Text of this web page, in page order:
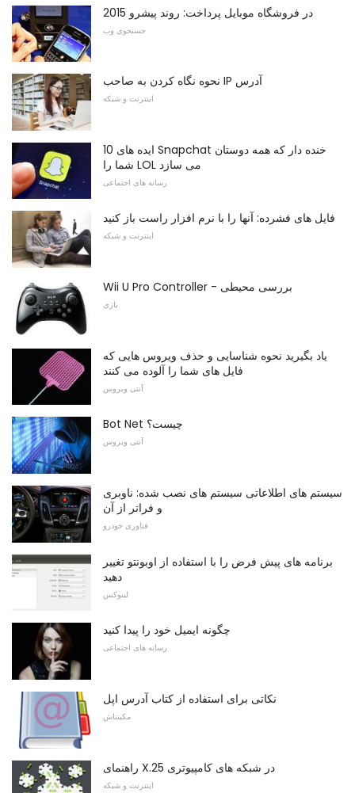
در فروشگاه موبایل پرداخت: روند پیشرو 2015
جستجوی وب
نحوه نگاه کردن به صاحب IP آدرس
اینترنت و شبکه
10 ایده های Snapchat خنده دار که همه دوستان
شما را LOL می سازد
رسانه های اجتماعی
فایل های فشرده: آنها را با نرم افزار راست باز کنید
اینترنت و شبکه
Wii U Pro Controller - بررسی محیطی
بازی
یاد بگیرید نحوه شناسایی و حذف ویروس هایی که
فایل های شما را آلوده می کنند
آنتی ویروس
Bot Net چیست؟
آنتی ویروس
سیستم های اطلاعاتی سیستم های نصب شده: ناوبری
و فراتر از آن
فناوری خودرو
برنامه های پیش فرض را با استفاده از اوبونتو تغییر
دهید
لینوکس
چگونه ایمیل خود را پیدا کنید
رسانه های اجتماعی
نکاتی برای استفاده از کتاب آدرس اپل
مکینتاش
راهنمای X.25 در شبکه های کامپیوتری
اینترنت و شبکه